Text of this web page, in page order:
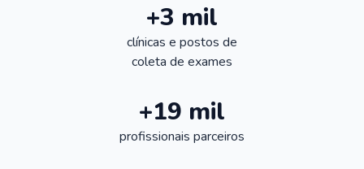
+3 mil
clínicas e postos de
coleta de exames
+19 mil
profissionais parceiros